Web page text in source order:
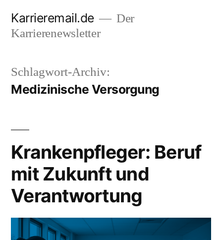
Inhalt
Karrieremail.de
Der
Karrierenewsletter
Schlagwort-Archiv:
Medizinische Versorgung
Krankenpfleger: Beruf
mit Zukunft und
Verantwortung